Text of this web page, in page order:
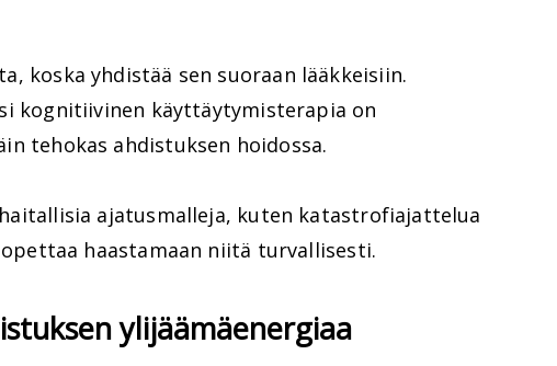
koska yhdistää sen suoraan lääkkeisiin.
kognitiivinen käyttäytymisterapia on
tehokas ahdistuksen hoidossa.
ajatusmalleja, kuten katastrofiajattelua
haastamaan niitä turvallisesti.
ylijäämäenergiaa